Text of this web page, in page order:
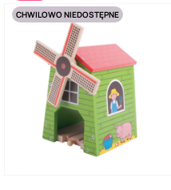
CHWILOWO NIEDOSTĘPNE